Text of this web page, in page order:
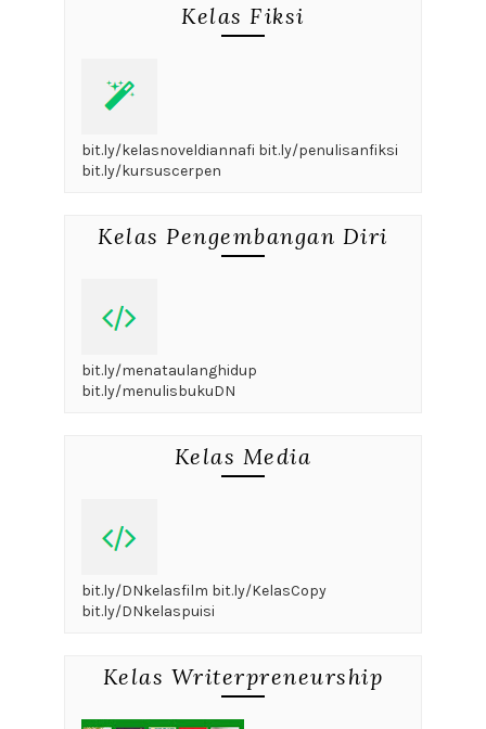
Kelas Fiksi
bit.ly/kelasnoveldiannafi bit.ly/penulisanfiksi
bit.ly/kursuscerpen
Kelas Pengembangan Diri
bit.ly/menataulanghidup
bit.ly/menulisbukuDN
Kelas Media
bit.ly/DNkelasfilm bit.ly/KelasCopy
bit.ly/DNkelaspuisi
Kelas Writerpreneurship